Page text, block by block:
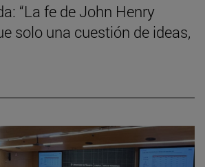
“La fe de John Henry
solo una cuestión de ideas,